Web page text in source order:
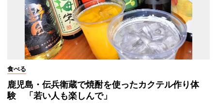
食べる
鹿児島・伝兵衛蔵で焼酎を使ったカクテル作り体
験 「若い人も楽しんで」